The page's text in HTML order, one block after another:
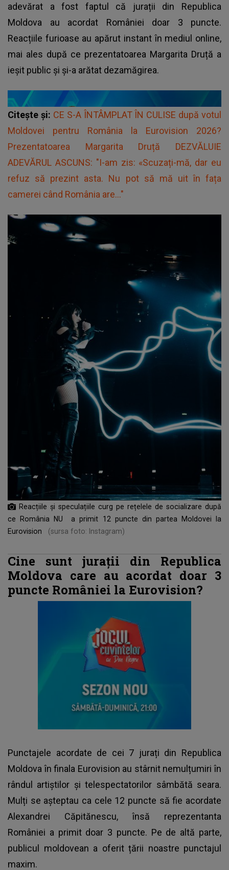
adevărat a fost faptul că jurații din Republica
Moldova au acordat României doar 3 puncte.
Reacțiile furioase au apărut instant în mediul online,
mai ales după ce prezentatoarea Margarita Druță a
ieșit public și și-a arătat dezamăgirea.
Citește și: CE S-A ÎNTÂMPLAT ÎN CULISE după votul
Moldovei pentru România la Eurovision 2026?
Prezentatoarea Margarita Druță DEZVĂLUIE
ADEVĂRUL ASCUNS: "I-am zis: «Scuzați-mă, dar eu
refuz să prezint asta. Nu pot să mă uit în fața
camerei când România are..."
Reacțiile și speculațiile curg pe rețelele de socializare după
ce România NU a primit 12 puncte din partea Moldovei la
Eurovision
(sursa foto: Instagram)
Cine sunt jurații din Republica
Moldova care au acordat doar 3
puncte României la Eurovision?
Punctajele acordate de cei 7 jurați din Republica
Moldova în finala Eurovision au stârnit nemulțumiri în
rândul artiștilor și telespectatorilor sâmbătă seara.
Mulți se așteptau ca cele 12 puncte să fie acordate
Alexandrei Căpitănescu, însă reprezentanta
României a primit doar 3 puncte. Pe de altă parte,
publicul moldovean a oferit țării noastre punctajul
maxim.